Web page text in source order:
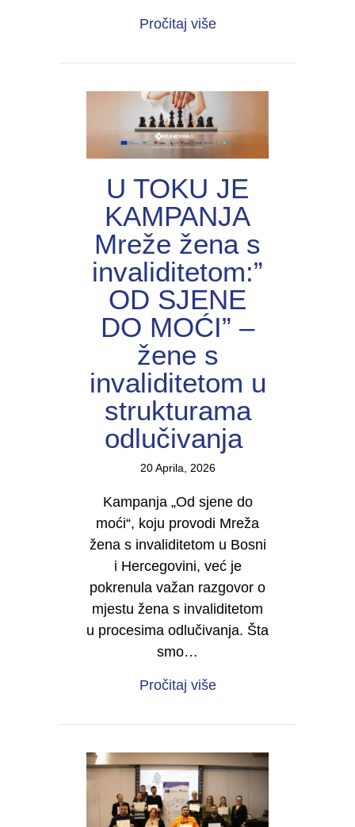
Pročitaj višeabout UNIJА
U TOKU JE
KAMPANJA
Mreže žena s
invaliditetom:”
OD SJENE
DO MOĆI” –
žene s
invaliditetom u
strukturama
odlučivanja
20 Aprila, 2026
Kampanja „Od sjene do
moći“, koju provodi Mreža
žena s invaliditetom u Bosni
i Hercegovini, već je
pokrenula važan razgovor o
mjestu žena s invaliditetom
u procesima odlučivanja. Šta
smo…
Pročitaj višeabout U TOKU JE